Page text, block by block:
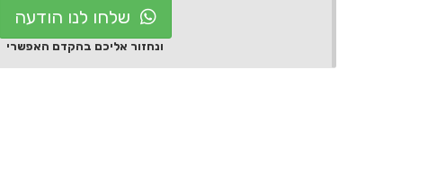
שלחו לנו הודעה
ונחזור אליכם בהקדם האפשרי